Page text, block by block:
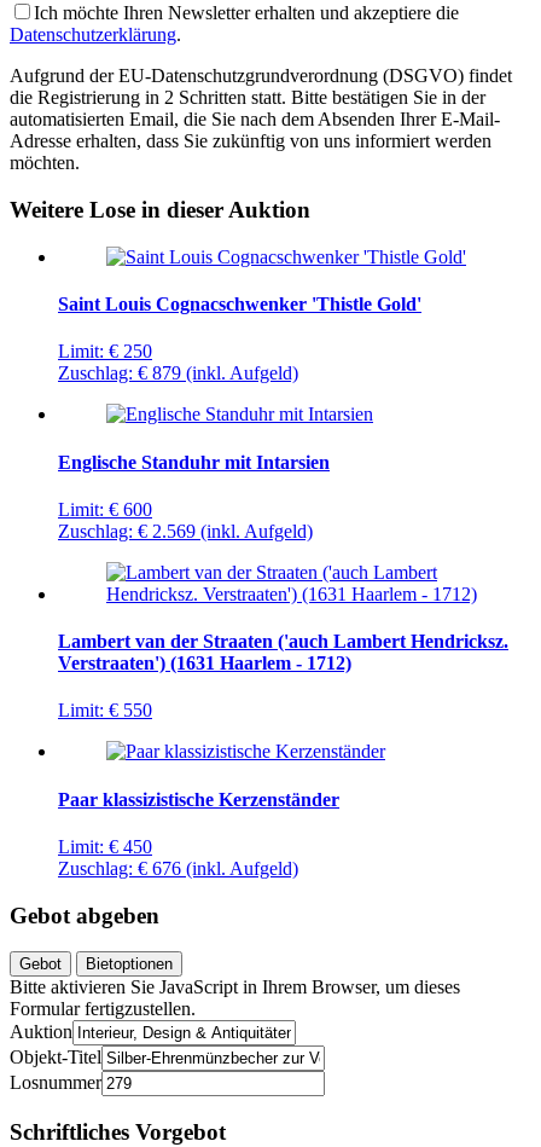
Ich möchte Ihren Newsletter erhalten und akzeptiere die
Datenschutzerklärung.
Aufgrund der EU-Datenschutzgrundverordnung (DSGVO) findet
die Registrierung in 2 Schritten statt. Bitte bestätigen Sie in der
automatisierten Email, die Sie nach dem Absenden Ihrer E-Mail-
Adresse erhalten, dass Sie zukünftig von uns informiert werden
möchten.
Weitere Lose in dieser Auktion
Saint Louis Cognacschwenker 'Thistle Gold'
Limit: € 250
Zuschlag: € 879 (inkl. Aufgeld)
Englische Standuhr mit Intarsien
Limit: € 600
Zuschlag: € 2.569 (inkl. Aufgeld)
Lambert van der Straaten ('auch Lambert Hendricksz.
Verstraaten') (1631 Haarlem - 1712)
Limit: € 550
Paar klassizistische Kerzenständer
Limit: € 450
Zuschlag: € 676 (inkl. Aufgeld)
Gebot abgeben
Gebot Bietoptionen
Bitte aktivieren Sie JavaScript in Ihrem Browser, um dieses
Formular fertigzustellen.
Auktion
Objekt-Titel
Losnummer
Schriftliches Vorgebot